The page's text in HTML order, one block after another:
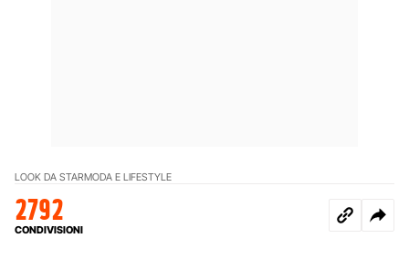
LOOK DA STARMODA E LIFESTYLE
2792
CONDIVISIONI